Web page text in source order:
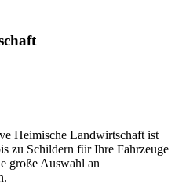
Heimische Landwirtschaft ist
zu Schildern für Ihre Fahrzeuge
große Auswahl an